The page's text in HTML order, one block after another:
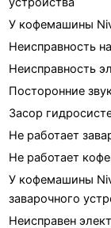
У кофемашины
Неисправность
Неисправность
Посторонние
Засор
Не работает
Не работает
У кофемашины
заварочного
Неисправен